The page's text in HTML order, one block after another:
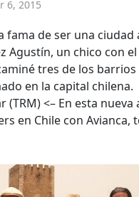
6, 2015
fama de ser una ciudad
Agustín, un chico con
tres de los barrios
en la capital
(TRM) <– En esta
en Chile con Avianca,